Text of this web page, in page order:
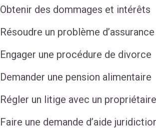
Obtenir des dommages et intérêts
Résoudre un problème d’assurance
Engager une procédure de divorce
Demander une pension alimentaire
Régler un litige avec un
Faire une demande d’aide